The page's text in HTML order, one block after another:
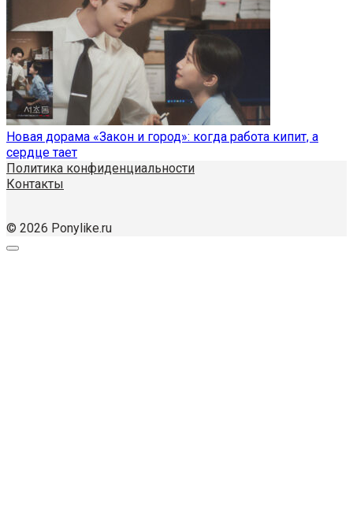
Новая дорама «Закон и город»: когда работа кипит, а
сердце тает
Политика конфиденциальности
Контакты
© 2026 Ponylike.ru